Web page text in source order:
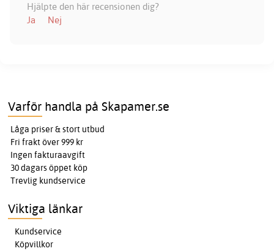
Hjälpte den här recensionen dig?
Ja
Nej
Varför handla på Skapamer.se
Låga priser & stort utbud
Fri frakt över 999 kr
Ingen fakturaavgift
30 dagars öppet köp
Trevlig kundservice
Viktiga länkar
Kundservice
Köpvillkor